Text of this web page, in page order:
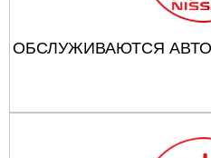
ОБСЛУЖИВАЮТСЯ